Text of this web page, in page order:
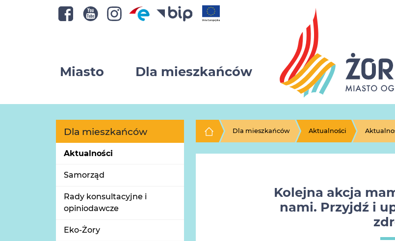
Miasto Dla mieszkańców
Dla mieszkańców
Aktualności
Samorząd
Rady konsultacyjne i
opiniodawcze
Eko-Żory
Dla mieszkańców Aktualności
Kolejna akcja
nami. Przyjdź i